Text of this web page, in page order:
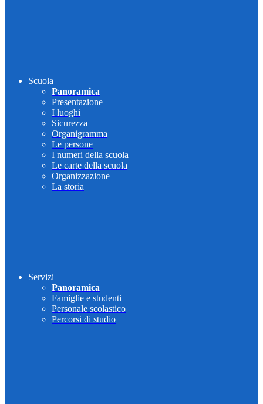
Scuola
Panoramica
Presentazione
I luoghi
Sicurezza
Organigramma
Le persone
I numeri della scuola
Le carte della scuola
Organizzazione
La storia
Servizi
Panoramica
Famiglie e studenti
Personale scolastico
Percorsi di studio